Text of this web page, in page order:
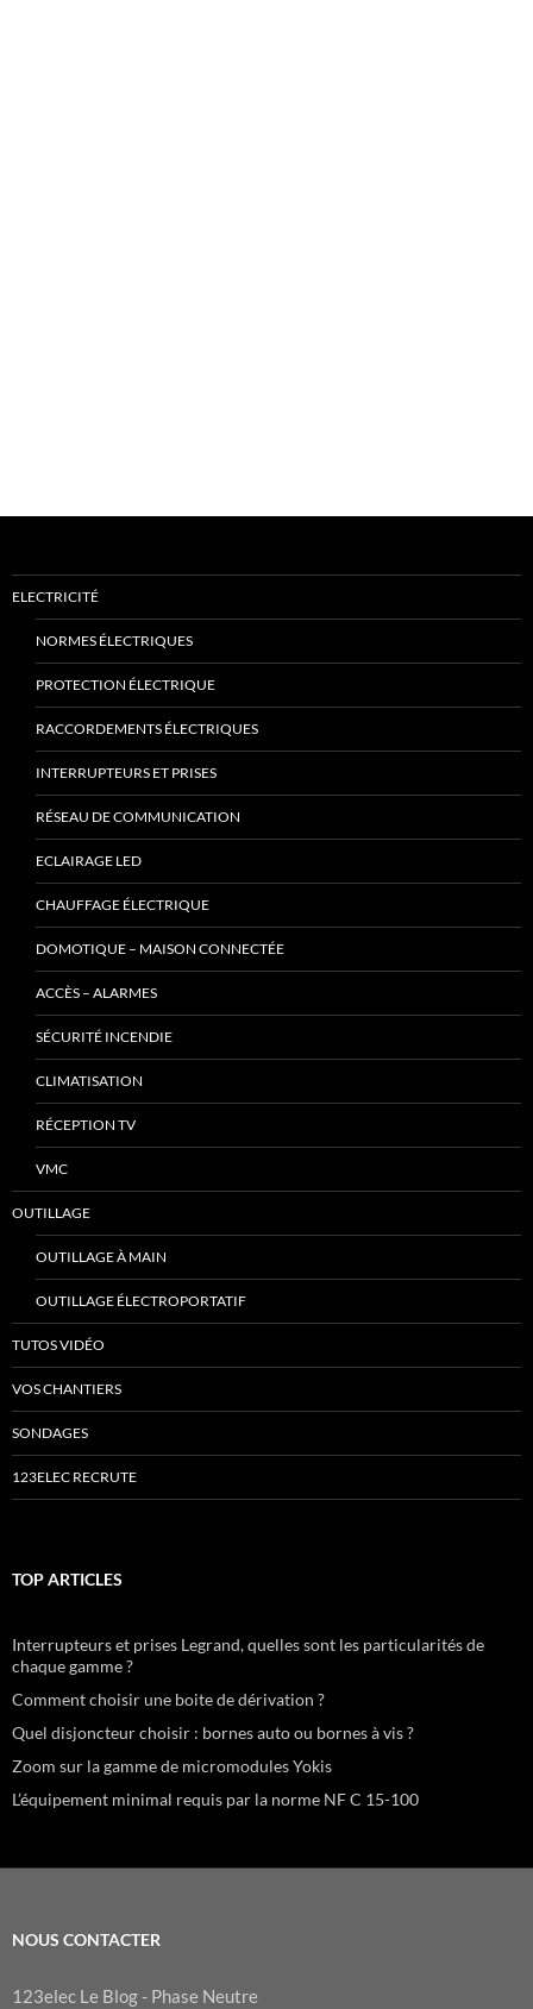
ELECTRICITÉ
NORMES ÉLECTRIQUES
PROTECTION ÉLECTRIQUE
RACCORDEMENTS ÉLECTRIQUES
INTERRUPTEURS ET PRISES
RÉSEAU DE COMMUNICATION
ECLAIRAGE LED
CHAUFFAGE ÉLECTRIQUE
DOMOTIQUE – MAISON CONNECTÉE
ACCÈS – ALARMES
SÉCURITÉ INCENDIE
CLIMATISATION
RÉCEPTION TV
VMC
OUTILLAGE
OUTILLAGE À MAIN
OUTILLAGE ÉLECTROPORTATIF
TUTOS VIDÉO
VOS CHANTIERS
SONDAGES
123ELEC RECRUTE
TOP ARTICLES
Interrupteurs et prises Legrand, quelles sont les particularités de
chaque gamme ?
Comment choisir une boite de dérivation ?
Quel disjoncteur choisir : bornes auto ou bornes à vis ?
Zoom sur la gamme de micromodules Yokis
L’équipement minimal requis par la norme NF C 15-100
NOUS CONTACTER
123elec Le Blog - Phase Neutre